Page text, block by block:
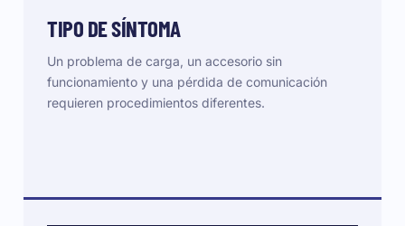
TIPO DE SÍNTOMA
Un problema de carga, un accesorio sin
funcionamiento y una pérdida de comunicación
requieren procedimientos diferentes.